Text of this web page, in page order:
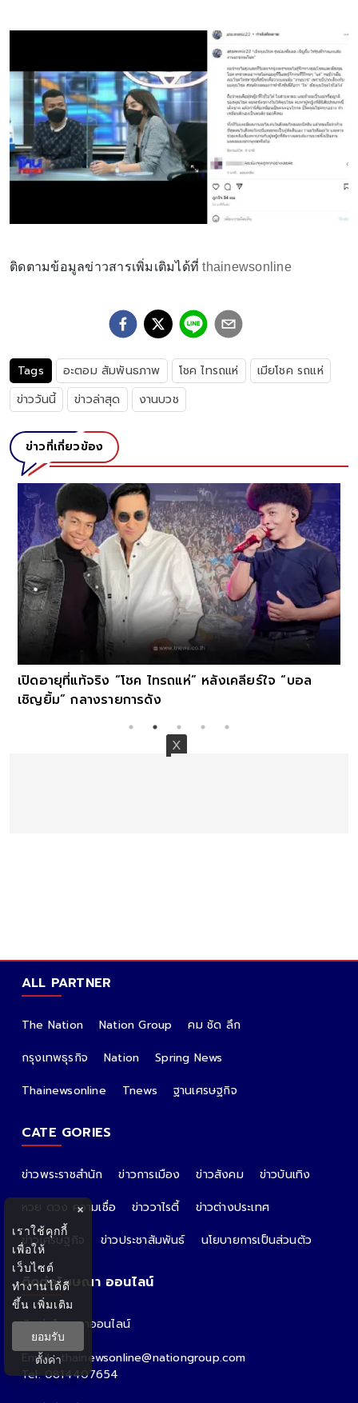
ติดตามข้อมูลข่าวสารเพิ่มเติมได้ที่ thainewsonline
Tags อะตอม สัมพันธภาพ โชค ไทรถแห่
เมียโชค รถแห่
ข่าววันนี้
ข่าวล่าสุด งานบวช
ข่าวที่เกี่ยวข้อง
เปิดอายุที่แท้จริง “โชค ไทรถแห่” หลังเคลียร์ใจ “บอล
เชิญยิ้ม” กลางรายการดัง
ALL PARTNER
The Nation Nation Group
คม ชัด ลึก
กรุงเทพธุรกิจ
Nation
Spring News
Thainewsonline
Tnews ฐานเศรษฐกิจ
CATE GORIES
ข่าวพระราชสำนัก ข่าวการเมือง ข่าวสังคม
ข่าวบันเทิง
หวย ดวง ความเชื่อ
ข่าววาไรตี้
ข่าวต่างประเทศ
ข่าวเศรษฐกิจ
ข่าวประชาสัมพันธ์ นโยบายการเป็นส่วนตัว
ติดต่อโฆษณา ออนไลน์
ติดต่อโฆษณาออนไลน์
คุณอ้อ
Email : thainewsonline@nationgroup.com
Tel: 0814407654
×
เราใช้คุกกี้
เพื่อให้
เว็บไซต์
ทำงานได้ดี
ขึ้น เพิ่มเติม
ยอมรับ
ตั้งค่า